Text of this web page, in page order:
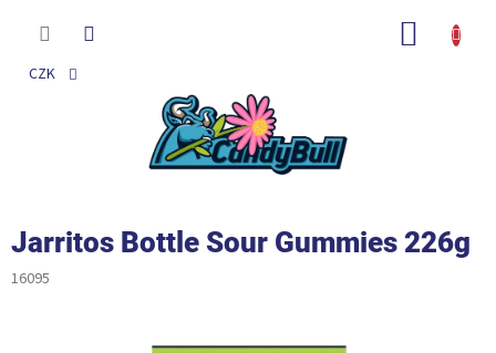
CZK
Jarritos Bottle Sour Gummies 226g
16095